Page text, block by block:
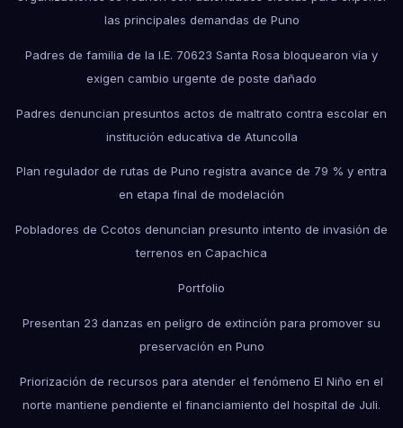
las principales demandas de Puno
Padres de familia de la I.E. 70623 Santa Rosa bloquearon vía y
exigen cambio urgente de poste dañado
Padres denuncian presuntos actos de maltrato contra escolar en
institución educativa de Atuncolla
Plan regulador de rutas de Puno registra avance de 79 % y entra
en etapa final de modelación
Pobladores de Ccotos denuncian presunto intento de invasión de
terrenos en Capachica
Portfolio
Presentan 23 danzas en peligro de extinción para promover su
preservación en Puno
Priorización de recursos para atender el fenómeno El Niño en el
norte mantiene pendiente el financiamiento del hospital de Juli.